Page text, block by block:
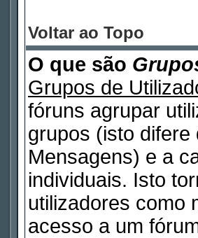
Voltar ao Topo
O que são
Grupos de
fóruns agrupar
grupos (isto
Mensagens) e a
individuais. Isto
utilizadores como
acesso a um